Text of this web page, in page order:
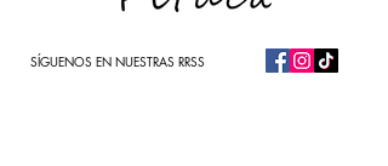
SÍGUENOS EN NUESTRAS RRSS